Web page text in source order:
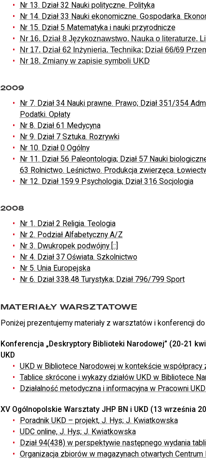
Nr 13. Dział 32 Nauki polityczne. Polityka
Nr 14. Dział 33 Nauki ekonomiczne. Gospodarka.
Nr 15. Dział 5 Matematyka i nauki przyrodnicze
Nr 16. Dział 8 Językoznawstwo. Nauka o literaturze.
Nr 17. Dział 62 Inżynieria. Technika; Dział 66/69
Nr 18. Zmiany w zapisie symboli UKD
2009
Nr 7. Dział 34 Nauki prawne. Prawo; Dział 351/354
Podatki. Opłaty
Nr 8. Dział 61 Medycyna
Nr 9. Dział 7 Sztuka. Rozrywki
Nr 10. Dział 0 Ogólny
Nr 11. Dział 56 Paleontologia; Dział 57 Nauki
63 Rolnictwo. Leśnictwo. Produkcja zwierzęca.
Nr 12. Dział 159.9 Psychologia; Dział 316 Socjologia
2008
Nr 1. Dział 2 Religia. Teologia
Nr 2. Podział Alfabetyczny A/Z
Nr 3. Dwukropek podwójny [::]
Nr 4. Dział 37 Oświata. Szkolnictwo
Nr 5. Unia Europejska
Nr 6. Dział 338.48 Turystyka; Dział 796/799 Sport
MATERIAŁY WARSZTATOWE
Poniżej prezentujemy materiały z warsztatów i konferencji
Konferencja „Deskryptory Biblioteki Narodowej” (20-21
UKD
UKD w Bibliotece Narodowej w kontekście współpracy
Tablice skrócone i wykazy działów UKD w Bibliotece
Działalność metodyczna i informacyjna w Pracowni
XV Ogólnopolskie Warsztaty JHP BN i UKD (13 września
Poradnik UKD – projekt, J. Hys; J. Kwiatkowska
UDC online, J. Hys; J. Kwiatkowska
Dział 94(438) w perspektywie następnego wydania
Organizacja zbiorów w magazynach otwartych